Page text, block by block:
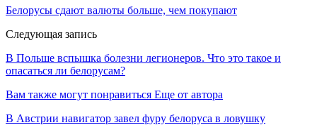
Белорусы сдают валюты больше, чем покупают
Следующая запись
В Польше вспышка болезни легионеров. Что это такое и
опасаться ли белорусам?
Вам также могут понравиться Еще от автора
В Австрии навигатор завел фуру белоруса в ловушку